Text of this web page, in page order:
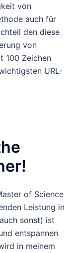
von
auch für
den diese
von
100 Zeichen
URL-
of Science
Leistung in
sonst) ist
entspannen
in meinem